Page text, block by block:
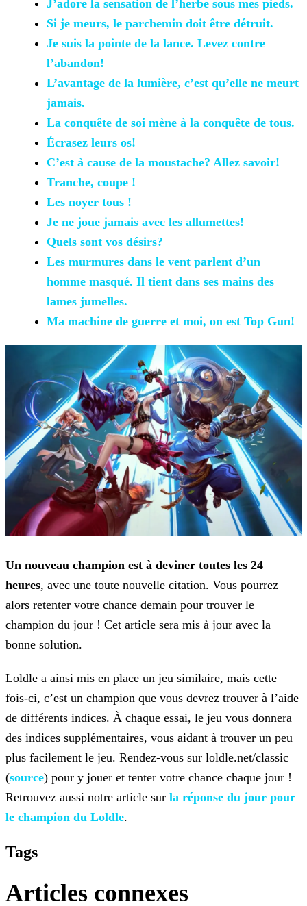
J’adore la sensation de l’herbe sous mes pieds.
Si je meurs, le parchemin doit être détruit.
Je suis la pointe de la lance. Levez contre
l’abandon!
L’avantage de la lumière, c’est qu’elle ne meurt
jamais.
La conquête de soi mène à la conquête de tous.
Écrasez leurs os!
C’est à cause de la moustache? Allez savoir!
Tranche, coupe !
Les noyer tous !
Je ne joue jamais avec les allumettes!
Quels sont vos désirs?
Les murmures dans le vent parlent d’un
homme masqué. Il tient dans ses mains des
lames jumelles.
Ma machine de guerre et moi, on est Top Gun!
Un nouveau champion est à deviner toutes les 24
heures, avec une toute nouvelle citation. Vous pourrez
alors retenter votre chance demain pour trouver le
champion du jour ! Cet article sera mis à jour avec la
bonne solution.
Loldle a ainsi mis en place un jeu similaire, mais cette
fois-ci, c’est un champion que vous devrez trouver à l’aide
de différents indices. À chaque essai, le jeu vous donnera
des indices supplémentaires, vous aidant à trouver un peu
plus facilement le jeu. Rendez-vous sur loldle.net/classic
(source) pour y jouer et tenter votre chance chaque jour !
Retrouvez aussi notre article sur la réponse du jour pour
le champion du Loldle.
Tags
Articles connexes